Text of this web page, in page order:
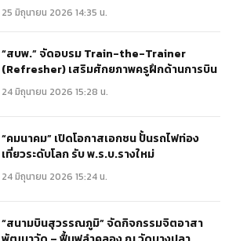
25 มิถุนายน 2026 14:35 น.
“สบพ.” จัดอบรม Train-the-Trainer
(Refresher) เสริมศักยภาพครูฝึกด้านการบิน
24 มิถุนายน 2026 15:28 น.
“คมนาคม” เปิดโอกาสเอกชน ปั้นรถไฟท่อง
เที่ยวระดับโลก รับ พ.ร.บ.รางใหม่
24 มิถุนายน 2026 15:24 น.
“สนามบินสุวรรณภูมิ” จัดกิจกรรมจิตอาสา